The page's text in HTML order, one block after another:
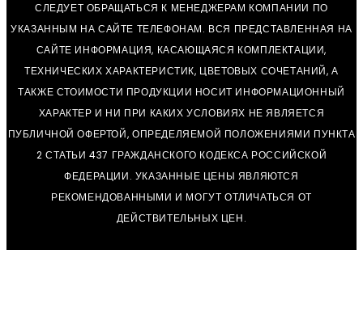
СЛЕДУЕТ ОБРАЩАТЬСЯ К МЕНЕДЖЕРАМ КОМПАНИИ ПО
УКАЗАННЫМ НА САЙТЕ ТЕЛЕФОНАМ. ВСЯ ПРЕДСТАВЛЕННАЯ НА
САЙТЕ ИНФОРМАЦИЯ, КАСАЮЩАЯСЯ КОМПЛЕКТАЦИИ,
ТЕХНИЧЕСКИХ ХАРАКТЕРИСТИК, ЦВЕТОВЫХ СОЧЕТАНИЙ, А
ТАКЖЕ СТОИМОСТИ ПРОДУКЦИИ НОСИТ ИНФОРМАЦИОННЫЙ
ХАРАКТЕР И НИ ПРИ КАКИХ УСЛОВИЯХ НЕ ЯВЛЯЕТСЯ
ПУБЛИЧНОЙ ОФЕРТОЙ, ОПРЕДЕЛЯЕМОЙ ПОЛОЖЕНИЯМИ ПУНКТА
2 СТАТЬИ 437 ГРАЖДАНСКОГО КОДЕКСА РОССИЙСКОЙ
ФЕДЕРАЦИИ. УКАЗАННЫЕ ЦЕНЫ ЯВЛЯЮТСЯ
РЕКОМЕНДОВАННЫМИ И МОГУТ ОТЛИЧАТЬСЯ ОТ
ДЕЙСТВИТЕЛЬНЫХ ЦЕН.